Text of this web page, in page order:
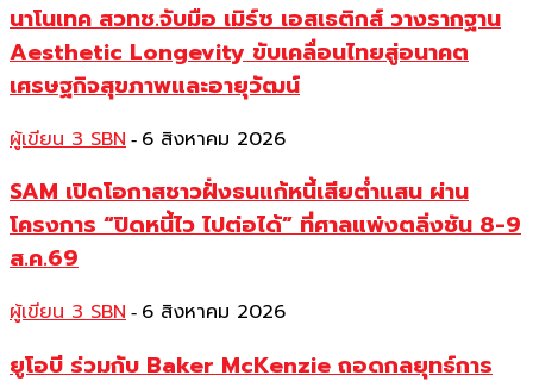
นาโนเทค สวทช.จับมือ เมิร์ซ เอสเธติกส์ วางรากฐาน
Aesthetic Longevity ขับเคลื่อนไทยสู่อนาคต
เศรษฐกิจสุขภาพและอายุวัฒน์
ผู้เขียน 3 SBN - 6 สิงหาคม 2026
SAM เปิดโอกาสชาวฝั่งธนแก้หนี้เสียต่ำแสน ผ่าน
โครงการ “ปิดหนี้ไว ไปต่อได้” ที่ศาลแพ่งตลิ่งชัน 8-9
ส.ค.69
ผู้เขียน 3 SBN - 6 สิงหาคม 2026
ยูโอบี ร่วมกับ Baker McKenzie ถอดกลยุทธ์การ